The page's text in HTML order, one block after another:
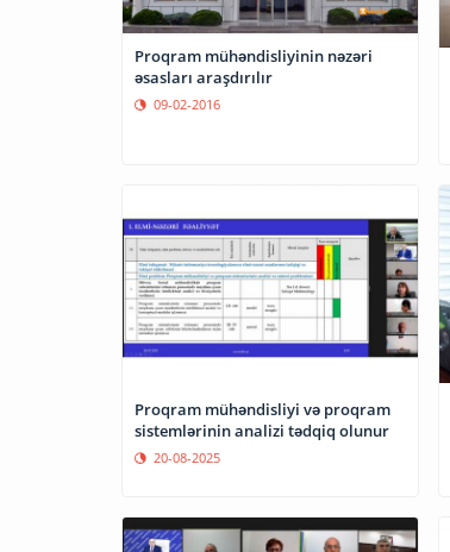
Proqram mühəndisliyinin nəzəri
əsasları araşdırılır
09-02-2016
Proqram mühəndisliyi və proqram
sistemlərinin analizi tədqiq olunur
20-08-2025